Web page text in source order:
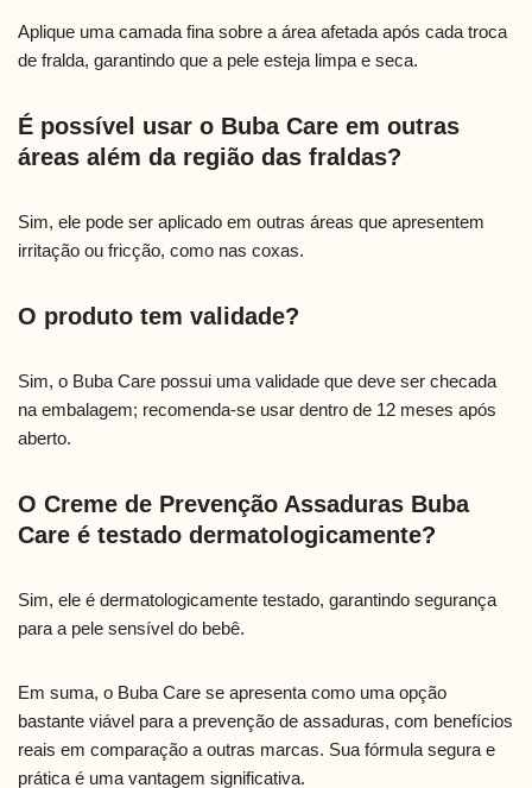
Aplique uma camada fina sobre a área afetada após cada troca
de fralda, garantindo que a pele esteja limpa e seca.
É possível usar o Buba Care em outras
áreas além da região das fraldas?
Sim, ele pode ser aplicado em outras áreas que apresentem
irritação ou fricção, como nas coxas.
O produto tem validade?
Sim, o Buba Care possui uma validade que deve ser checada
na embalagem; recomenda-se usar dentro de 12 meses após
aberto.
O Creme de Prevenção Assaduras Buba
Care é testado dermatologicamente?
Sim, ele é dermatologicamente testado, garantindo segurança
para a pele sensível do bebê.
Em suma, o Buba Care se apresenta como uma opção
bastante viável para a prevenção de assaduras, com benefícios
reais em comparação a outras marcas. Sua fórmula segura e
prática é uma vantagem significativa.